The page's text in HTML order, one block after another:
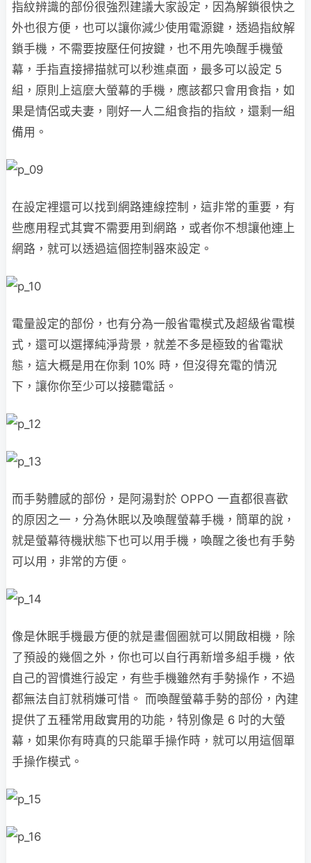
指紋辨識的部份很強烈建議大家設定，因為解鎖很快之
外也很方便，也可以讓你減少使用電源鍵，透過指紋解
鎖手機，不需要按壓任何按鍵，也不用先喚醒手機螢
幕，手指直接掃描就可以秒進桌面，最多可以設定 5
組，原則上這麼大螢幕的手機，應該都只會用食指，如
果是情侶或夫妻，剛好一人二組食指的指紋，還剩一組
備用。
在設定裡還可以找到網路連線控制，這非常的重要，有
些應用程式其實不需要用到網路，或者你不想讓他連上
網路，就可以透過這個控制器來設定。
電量設定的部份，也有分為一般省電模式及超級省電模
式，還可以選擇純淨背景，就差不多是極致的省電狀
態，這大概是用在你剩 10% 時，但沒得充電的情況
下，讓你你至少可以接聽電話。
而手勢體感的部份，是阿湯對於 OPPO 一直都很喜歡
的原因之一，分為休眠以及喚醒螢幕手機，簡單的說，
就是螢幕待機狀態下也可以用手機，喚醒之後也有手勢
可以用，非常的方便。
像是休眠手機最方便的就是畫個圈就可以開啟相機，除
了預設的幾個之外，你也可以自行再新增多組手機，依
自己的習慣進行設定，有些手機雖然有手勢操作，不過
都無法自訂就稍嫌可惜。 而喚醒螢幕手勢的部份，內建
提供了五種常用啟實用的功能，特別像是 6 吋的大螢
幕，如果你有時真的只能單手操作時，就可以用這個單
手操作模式。